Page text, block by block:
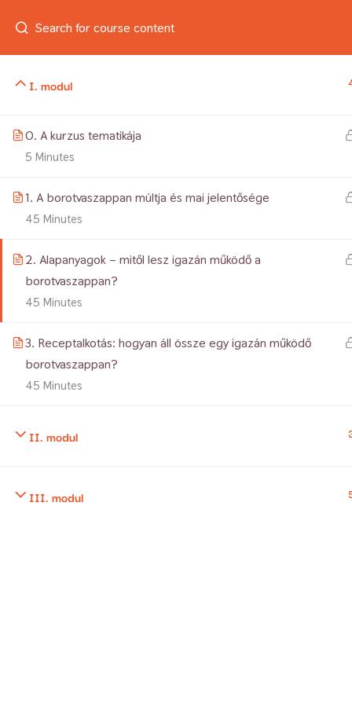
I. modul
0. A kurzus tematikája
5 Minutes
1. A borotvaszappan múltja és mai jelentősége
45 Minutes
2. Alapanyagok – mitől lesz igazán működő a
borotvaszappan?
45 Minutes
3. Receptalkotás: hogyan áll össze egy igazán működő
borotvaszappan?
45 Minutes
II. modul
III. modul